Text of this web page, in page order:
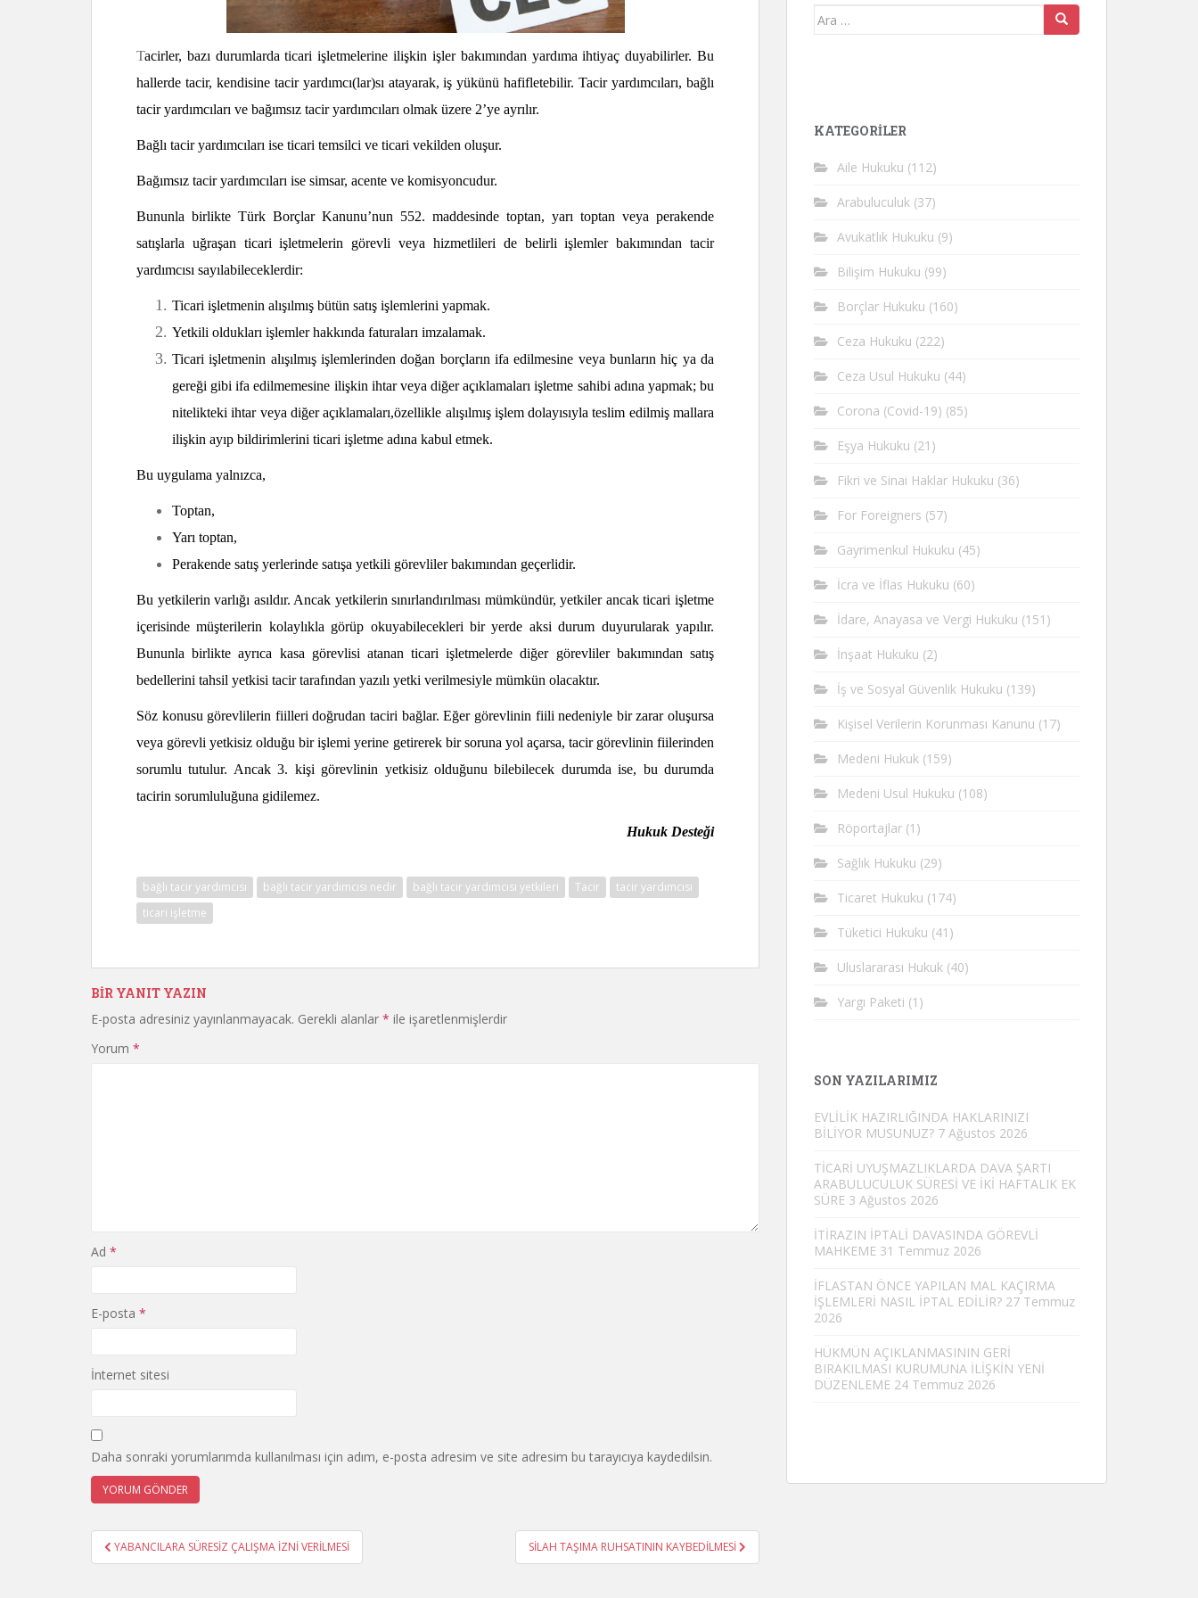
Tacirler, bazı durumlarda ticari işletmelerine ilişkin işler bakımından yardıma ihtiyaç duyabilirler. Bu
hallerde tacir, kendisine tacir yardımcı(lar)sı atayarak, iş yükünü hafifletebilir. Tacir yardımcıları, bağlı
tacir yardımcıları ve bağımsız tacir yardımcıları olmak üzere 2’ye ayrılır.
Bağlı tacir yardımcıları ise ticari temsilci ve ticari vekilden oluşur.
Bağımsız tacir yardımcıları ise simsar, acente ve komisyoncudur.
Bununla birlikte Türk Borçlar Kanunu’nun 552. maddesinde toptan, yarı toptan veya perakende
satışlarla uğraşan ticari işletmelerin görevli veya hizmetlileri de belirli işlemler bakımından tacir
yardımcısı sayılabileceklerdir:
Ticari işletmenin alışılmış bütün satış işlemlerini yapmak.
Yetkili oldukları işlemler hakkında faturaları imzalamak.
Ticari işletmenin alışılmış işlemlerinden doğan borçların ifa edilmesine veya bunların hiç ya da
gereği gibi ifa edilmemesine ilişkin ihtar veya diğer açıklamaları işletme sahibi adına yapmak; bu
nitelikteki ihtar veya diğer açıklamaları,özellikle alışılmış işlem dolayısıyla teslim edilmiş mallara
ilişkin ayıp bildirimlerini ticari işletme adına kabul etmek.
Bu uygulama yalnızca,
Toptan,
Yarı toptan,
Perakende satış yerlerinde satışa yetkili görevliler bakımından geçerlidir.
Bu yetkilerin varlığı asıldır. Ancak yetkilerin sınırlandırılması mümkündür, yetkiler ancak ticari işletme
içerisinde müşterilerin kolaylıkla görüp okuyabilecekleri bir yerde aksi durum duyurularak yapılır.
Bununla birlikte ayrıca kasa görevlisi atanan ticari işletmelerde diğer görevliler bakımından satış
bedellerini tahsil yetkisi tacir tarafından yazılı yetki verilmesiyle mümkün olacaktır.
Söz konusu görevlilerin fiilleri doğrudan taciri bağlar. Eğer görevlinin fiili nedeniyle bir zarar oluşursa
veya görevli yetkisiz olduğu bir işlemi yerine getirerek bir soruna yol açarsa, tacir görevlinin fiilerinden
sorumlu tutulur. Ancak 3. kişi görevlinin yetkisiz olduğunu bilebilecek durumda ise, bu durumda
tacirin sorumluluğuna gidilemez.
Hukuk Desteği
bağlı tacir yardımcısı bağlı tacir yardımcısı nedir bağlı tacir yardımcısı yetkileri Tacir
tacir yardımcısı
ticari işletme
BIR YANIT YAZIN
E-posta adresiniz yayınlanmayacak. Gerekli alanlar * ile işaretlenmişlerdir
Yorum *
Ad *
E-posta *
İnternet sitesi
Daha sonraki yorumlarımda kullanılması için adım, e-posta adresim ve site adresim bu tarayıcıya kaydedilsin.
Yazı
gezinmesi
YABANCILARA SÜRESİZ ÇALIŞMA İZNİ VERİLMESİ SİLAH TAŞIMA RUHSATININ KAYBEDİLMESİ
Arama
KATEGORİLER
Aile Hukuku (112)
Arabuluculuk (37)
Avukatlık Hukuku (9)
Bilişim Hukuku (99)
Borçlar Hukuku (160)
Ceza Hukuku (222)
Ceza Usul Hukuku (44)
Corona (Covid-19) (85)
Eşya Hukuku (21)
Fikri ve Sinai Haklar Hukuku (36)
For Foreigners (57)
Gayrimenkul Hukuku (45)
İcra ve İflas Hukuku (60)
İdare, Anayasa ve Vergi Hukuku (151)
İnşaat Hukuku (2)
İş ve Sosyal Güvenlik Hukuku (139)
Kişisel Verilerin Korunması Kanunu (17)
Medeni Hukuk (159)
Medeni Usul Hukuku (108)
Röportajlar (1)
Sağlık Hukuku (29)
Ticaret Hukuku (174)
Tüketici Hukuku (41)
Uluslararası Hukuk (40)
Yargı Paketi (1)
SON YAZILARIMIZ
EVLİLİK HAZIRLIĞINDA HAKLARINIZI
BİLİYOR MUSUNUZ? 7 Ağustos 2026
TİCARİ UYUŞMAZLIKLARDA DAVA ŞARTI
ARABULUCULUK SÜRESİ VE İKİ HAFTALIK EK
SÜRE 3 Ağustos 2026
İTİRAZIN İPTALİ DAVASINDA GÖREVLİ
MAHKEME 31 Temmuz 2026
İFLASTAN ÖNCE YAPILAN MAL KAÇIRMA
İŞLEMLERİ NASIL İPTAL EDİLİR? 27 Temmuz
2026
HÜKMÜN AÇIKLANMASININ GERİ
BIRAKILMASI KURUMUNA İLİŞKİN YENİ
DÜZENLEME 24 Temmuz 2026